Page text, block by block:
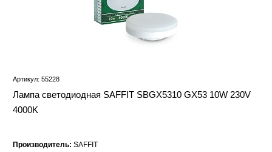
Артикул: 55228
Лампа светодиодная SAFFIT SBGX5310 GX53 10W 230V
4000K
Производитель: SAFFIT